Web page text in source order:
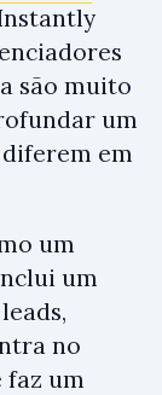
são muito
um
em
um
um
no
faz um